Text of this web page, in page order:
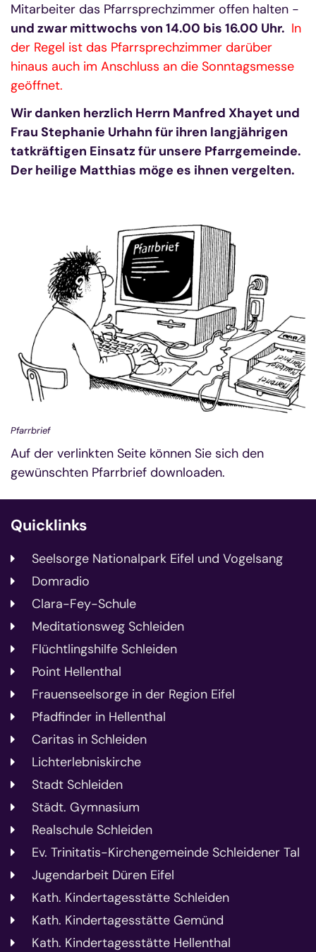
Mitarbeiter das Pfarrsprechzimmer offen halten -
und zwar mittwochs von 14.00 bis 16.00 Uhr. In
der Regel ist das Pfarrsprechzimmer darüber
hinaus auch im Anschluss an die Sonntagsmesse
geöffnet.
Wir danken herzlich Herrn Manfred Xhayet und
Frau Stephanie Urhahn für ihren langjährigen
tatkräftigen Einsatz für unsere Pfarrgemeinde.
Der heilige Matthias möge es ihnen vergelten.
Pfarrbrief
Auf der verlinkten Seite können Sie sich den
gewünschten Pfarrbrief downloaden.
Quicklinks
Seelsorge Nationalpark Eifel und Vogelsang
Domradio
Clara-Fey-Schule
Meditationsweg Schleiden
Flüchtlingshilfe Schleiden
Point Hellenthal
Frauenseelsorge in der Region Eifel
Pfadfinder in Hellenthal
Caritas in Schleiden
Lichterlebniskirche
Stadt Schleiden
Städt. Gymnasium
Realschule Schleiden
Ev. Trinitatis-Kirchengemeinde Schleidener Tal
Jugendarbeit Düren Eifel
Kath. Kindertagesstätte Schleiden
Kath. Kindertagesstätte Gemünd
Kath. Kindertagesstätte Hellenthal